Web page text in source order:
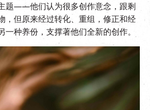
题——他们认为很多创作意念，跟剩
，但原来经过转化、重组，修正和经
一种养份，支撑著他们全新的创作。